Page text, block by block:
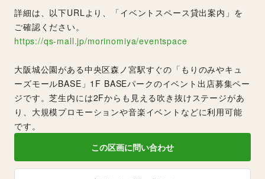
詳細は、以下URLより、「イベントスペース貸出案内」を
ご確認ください。
https://qs-mall.jp/morinomiya/eventspace
大阪城公園がある中央区森ノ宮駅すぐの「もりのみやキュ
ーズモールBASE」1F BASEパークのイベント出店募集ペー
ジです。芝生内には2Fからも見える吹き抜けステージがあ
り、大規模プロモーションや音楽イベントなどに利用可能
です。
この区画に問い合わせ